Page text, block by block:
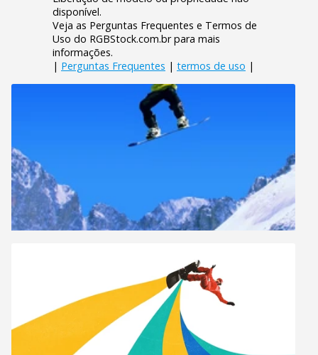
disponível.
Veja as Perguntas Frequentes e Termos de
Uso do RGBStock.com.br para mais
informações.
| Perguntas Frequentes | termos de uso |